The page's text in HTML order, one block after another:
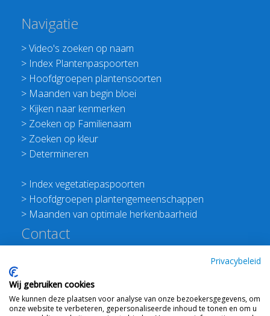
Navigatie
>Video's zoeken op naam
> Index Plantenpaspoorten
> Hoofdgroepen plantensoorten
> Maanden van begin bloei
> Kijken naar kenmerken
> Zoeken op Familienaam
> Zoeken op kleur
> Determineren
> Index vegetatiepaspoorten
> Hoofdgroepen plantengemeenschappen
> Maanden van optimale herkenbaarheid
Contact
E:info@floravannederland.nl
Plein 1992 70F 6221JP Maastricht
Privacybeleid
Wij gebruiken cookies
We kunnen deze plaatsen voor analyse van onze bezoekersgegevens, om
onze website te verbeteren, gepersonaliseerde inhoud te tonen en om u